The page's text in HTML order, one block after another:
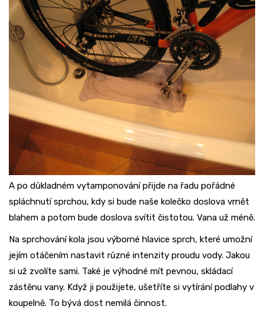
A po důkladném vytamponování přijde na řadu pořádné
spláchnutí sprchou, kdy si bude naše kolečko doslova vrnět
blahem a potom bude doslova svítit čistotou. Vana už méně.
Na sprchování kola jsou výborné hlavice sprch, které umožní
jejím otáčením nastavit různé intenzity proudu vody. Jakou
si už zvolíte sami. Také je výhodné mít pevnou, skládací
zástěnu vany. Když ji použijete, ušetříte si vytírání podlahy v
koupelně. To bývá dost nemilá činnost.